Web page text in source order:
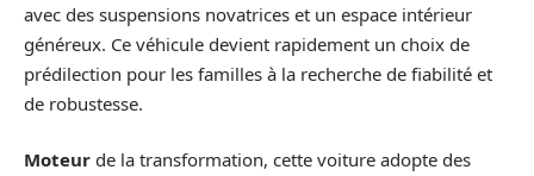
avec des suspensions novatrices et un espace intérieur
généreux. Ce véhicule devient rapidement un choix de
prédilection pour les familles à la recherche de fiabilité et
de robustesse.
Moteur de la transformation, cette voiture adopte des